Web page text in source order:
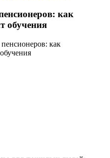
как
обучения